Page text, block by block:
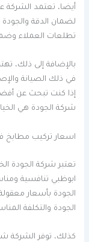
أيضا، تعتمد الشركة
لضمان الدقة والجودة
تطلعات العملاء
بالإضافة إلى ذلك،
في ذلك الصيانة
إذا كنت تبحث عن
شركة الجودة هي
اسعار تركيب مطابخ
تعتبر شركة الجودة
ابوظبي تنافسية
الجودة بأسعار
الجودة والتكلفة
كذلك، توفر الشركة